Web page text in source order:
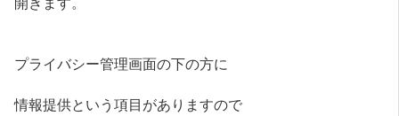
プライバシー管理画面の下の方に
情報提供という項目がありますので